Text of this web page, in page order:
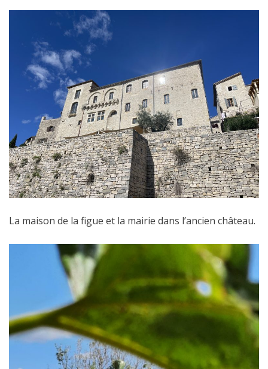
La maison de la figue et la mairie dans l’ancien château.